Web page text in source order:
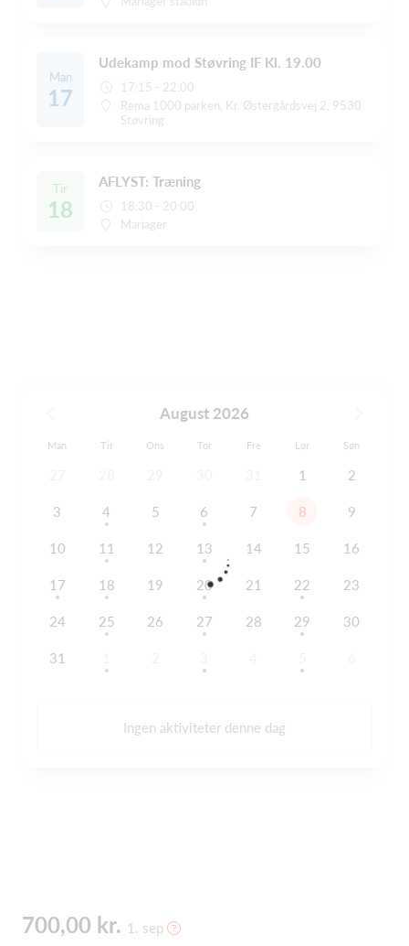
Man
17
Udekamp mod Støvring IF Kl. 19.00
17:15 - 22:00
Rema 1000 parken, Kr. Østergårdsvej 2, 9530
Støvring
Tir
18
AFLYST: Træning
18:30 - 20:00
Mariager
August 2026
Man Tir Ons Tor Fre Lør Søn
1 2
3 4 5 6 7 8 9
10 11 12 13 14 15 16
17 18 19 20 21 22 23
24 25 26 27 28 29 30
31
Ingen aktiviteter denne dag
700,00 kr. 1. sep